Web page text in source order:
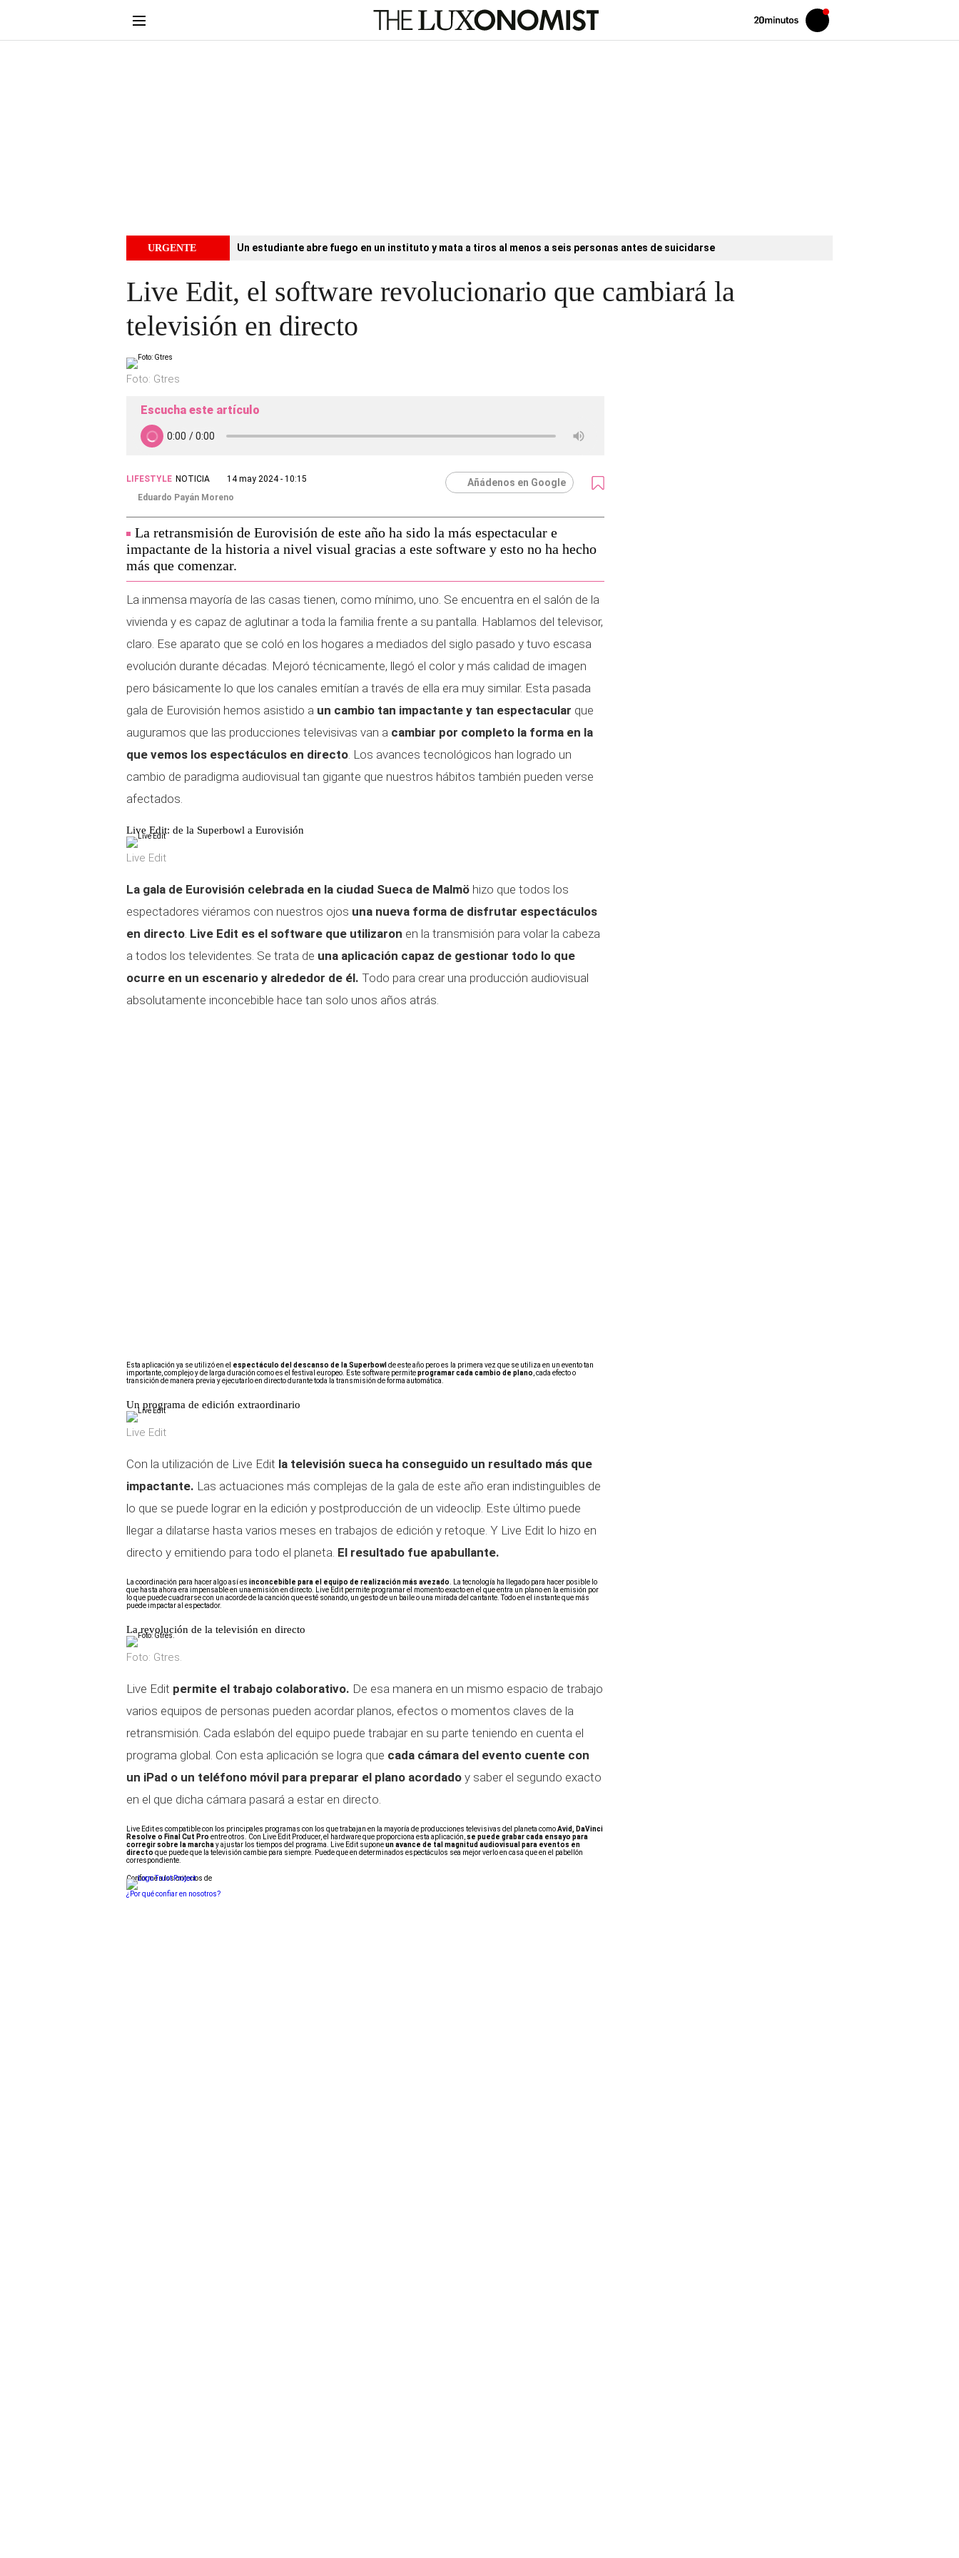
Volver
Iniciar
sesión
URGENTE Un estudiante abre fuego en un instituto y mata a tiros al menos a seis personas antes de suicidarse
Live Edit, el software revolucionario que cambiará la
televisión en directo
Foto: Gtres
Escucha este artículo
LIFESTYLE NOTICIA
14 may 2024 - 10:15
Eduardo Payán Moreno
Añádenos en Google
La retransmisión de Eurovisión de este año ha sido la más espectacular e
impactante de la historia a nivel visual gracias a este software y esto no ha hecho
más que comenzar.
La inmensa mayoría de las casas tienen, como mínimo, uno. Se encuentra en el salón de la
vivienda y es capaz de aglutinar a toda la familia frente a su pantalla. Hablamos del televisor,
claro. Ese aparato que se coló en los hogares a mediados del siglo pasado y tuvo escasa
evolución durante décadas. Mejoró técnicamente, llegó el color y más calidad de imagen
pero básicamente lo que los canales emitían a través de ella era muy similar. Esta pasada
gala de Eurovisión hemos asistido a un cambio tan impactante y tan espectacular que
auguramos que las producciones televisivas van a cambiar por completo la forma en la
que vemos los espectáculos en directo. Los avances tecnológicos han logrado un
cambio de paradigma audiovisual tan gigante que nuestros hábitos también pueden verse
afectados.
Live Edit: de la Superbowl a Eurovisión
Live Edit
La gala de Eurovisión celebrada en la ciudad Sueca de Malmö hizo que todos los
espectadores viéramos con nuestros ojos una nueva forma de disfrutar espectáculos
en directo. Live Edit es el software que utilizaron en la transmisión para volar la cabeza
a todos los televidentes. Se trata de una aplicación capaz de gestionar todo lo que
ocurre en un escenario y alrededor de él. Todo para crear una producción audiovisual
absolutamente inconcebible hace tan solo unos años atrás.
Esta aplicación ya se utilizó en el espectáculo del descanso de la Superbowl de este año pero es la primera vez que se utiliza en un evento tan
importante, complejo y de larga duración como es el festival europeo. Este software permiteprogramar cada cambio de plano , cada efecto o
transición de manera previa y ejecutarlo en directo durante toda la transmisión de forma automática.
Un programa de edición extraordinario
Live Edit
Con la utilización de Live Edit la televisión sueca ha conseguido un resultado más que
impactante. Las actuaciones más complejas de la gala de este año eran indistinguibles de
lo que se puede lograr en la edición y postproducción de un videoclip. Este último puede
llegar a dilatarse hasta varios meses en trabajos de edición y retoque. Y Live Edit lo hizo en
directo y emitiendo para todo el planeta. El resultado fue apabullante.
La coordinación para hacer algo así es inconcebible para el equipo de realización más avezado . La tecnología ha llegado para hacer posible lo
que hasta ahora era impensable en una emisión en directo. Live Edit permite programar el momento exacto en el que entra un plano en la emisión por
lo que puede cuadrarse con un acorde de la canción que esté sonando, un gesto de un baile o una mirada del cantante. Todo en el instante que más
puede impactar al espectador.
La revolución de la televisión en directo
Foto: Gtres.
Live Edit permite el trabajo colaborativo. De esa manera en un mismo espacio de trabajo
varios equipos de personas pueden acordar planos, efectos o momentos claves de la
retransmisión. Cada eslabón del equipo puede trabajar en su parte teniendo en cuenta el
programa global. Con esta aplicación se logra que cada cámara del evento cuente con
un iPad o un teléfono móvil para preparar el plano acordado y saber el segundo exacto
en el que dicha cámara pasará a estar en directo.
Live Edit es compatible con los principales programas con los que trabajan en la mayoría de producciones televisivas del planeta comoAvid, DaVinci
Resolve o Final Cut Pro entre otros. Con Live Edit Producer, el hardware que proporciona esta aplicación, se puede grabar cada ensayo para
corregir sobre la marchay ajustar los tiempos del programa. Live Edit suponeun avance de tal magnitud audiovisual para eventos en
directo que puede que la televisión cambie para siempre. Puede que en determinados espectáculos sea mejor verlo en casa que en el pabellón
correspondiente.
Conforme a los criterios de
¿Por qué confiar en nosotros?